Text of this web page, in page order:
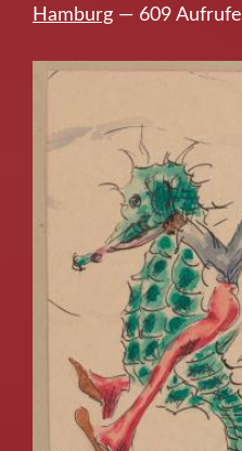
Schneider
Hamburg — 609 Aufrufe